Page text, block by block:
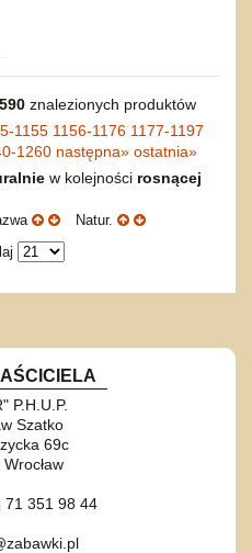
znalezionych produktów
1155 1156-1176 1177-1197
1260 następna» ostatnia»
w kolejności rosnącej
Natur.
P.H.U.P.
Szatko
69c
71 351 98 44